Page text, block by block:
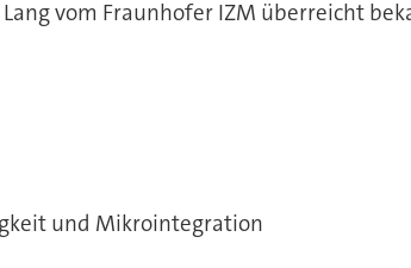
vom Fraunhofer IZM überreicht
und Mikrointegration